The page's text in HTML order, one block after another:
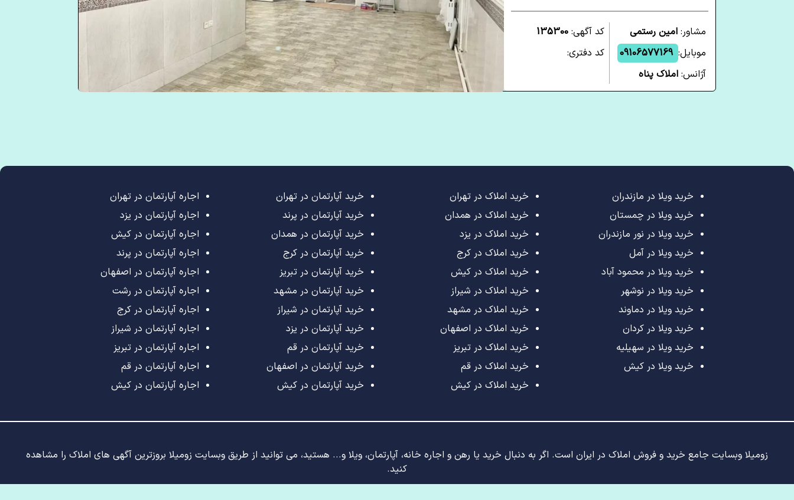
مشاور: امین رستمی
موبایل: 09106577169
آژانس: املاک پناه
کد آگهی: 135300
کد دفتری:
خرید ویلا در مازندران
خرید ویلا در چمستان
خرید ویلا در نور مازندران
خرید ویلا در آمل
خرید ویلا در محمود آباد
خرید ویلا در نوشهر
خرید ویلا در دماوند
خرید ویلا در کردان
خرید ویلا در سهیلیه
خرید ویلا در کیش
خرید املاک در تهران
خرید املاک در همدان
خرید املاک در یزد
خرید املاک در کرج
خرید املاک در کیش
خرید املاک در شیراز
خرید املاک در مشهد
خرید املاک در اصفهان
خرید املاک در تبریز
خرید املاک در قم
خرید املاک در کیش
خرید آپارتمان در تهران
خرید آپارتمان در پرند
خرید آپارتمان در همدان
خرید آپارتمان در کرج
خرید آپارتمان در تبریز
خرید آپارتمان در مشهد
خرید آپارتمان در شیراز
خرید آپارتمان در یزد
خرید آپارتمان در قم
خرید آپارتمان در اصفهان
خرید آپارتمان در کیش
اجاره آپارتمان در تهران
اجاره آپارتمان در یزد
اجاره آپارتمان در کیش
اجاره آپارتمان در پرند
اجاره آپارتمان در اصفهان
اجاره آپارتمان در رشت
اجاره آپارتمان در کرج
اجاره آپارتمان در شیراز
اجاره آپارتمان در تبریز
اجاره آپارتمان در قم
اجاره آپارتمان در کیش
زومیلا وبسایت جامع خرید و فروش املاک در ایران است. اگر به دنبال خرید یا رهن و اجاره خانه، آپارتمان، ویلا و... هستید، می توانید از طریق وبسایت زومیلا بروزترین آگهی های املاک را مشاهده
کنید.